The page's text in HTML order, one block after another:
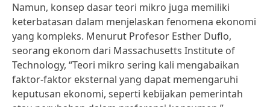
Namun, konsep dasar teori mikro juga memiliki
keterbatasan dalam menjelaskan fenomena ekonomi
yang kompleks. Menurut Profesor Esther Duflo,
seorang ekonom dari Massachusetts Institute of
Technology, “Teori mikro sering kali mengabaikan
faktor-faktor eksternal yang dapat memengaruhi
keputusan ekonomi, seperti kebijakan pemerintah